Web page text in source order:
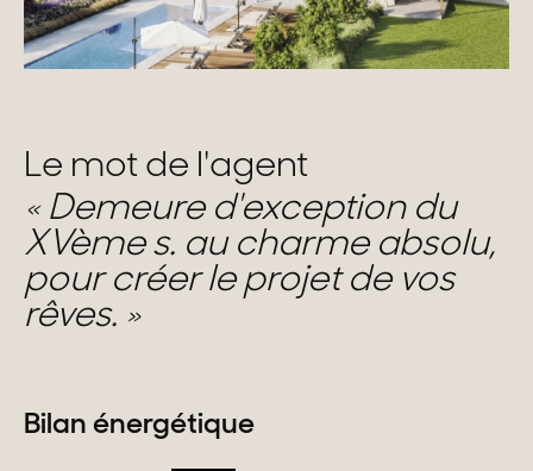
Le mot de l'agent
Demeure d'exception du
XVème s. au charme absolu,
pour créer le projet de vos
rêves.
Bilan énergétique